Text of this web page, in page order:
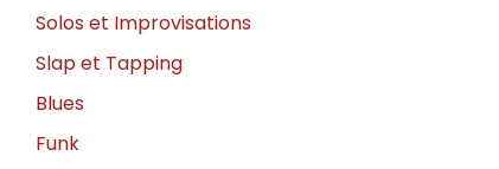
Solos et Improvisations
Slap et Tapping
Blues
Funk